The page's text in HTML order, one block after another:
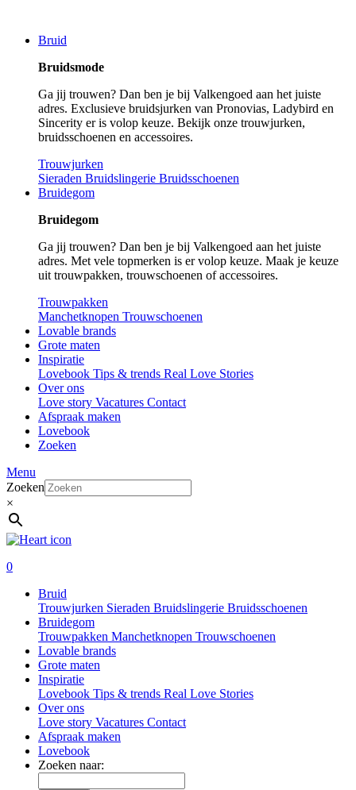
Bruid
Bruidsmode
Ga jij trouwen? Dan ben je bij Valkengoed aan het juiste
adres. Exclusieve bruidsjurken van Pronovias, Ladybird en
Sincerity er is volop keuze. Bekijk onze trouwjurken,
bruidsschoenen en accessoires.
Trouwjurken
Sieraden Bruidslingerie Bruidsschoenen
Bruidegom
Bruidegom
Ga jij trouwen? Dan ben je bij Valkengoed aan het juiste
adres. Met vele topmerken is er volop keuze. Maak je keuze
uit trouwpakken, trouwschoenen of accessoires.
Trouwpakken
Manchetknopen Trouwschoenen
Lovable brands
Grote maten
Inspiratie
Lovebook Tips & trends Real Love Stories
Over ons
Love story Vacatures Contact
Afspraak maken
Lovebook
Zoeken
Menu
Zoeken
×
0
Bruid
Trouwjurken Sieraden Bruidslingerie Bruidsschoenen
Bruidegom
Trouwpakken Manchetknopen Trouwschoenen
Lovable brands
Grote maten
Inspiratie
Lovebook Tips & trends Real Love Stories
Over ons
Love story Vacatures Contact
Afspraak maken
Lovebook
Zoeken naar: